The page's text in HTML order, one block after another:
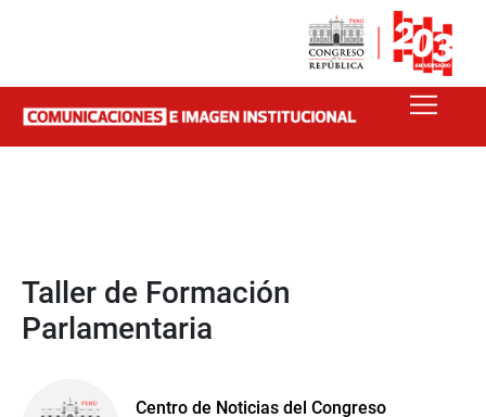
Taller de Formación
Parlamentaria
Centro de Noticias del Congreso